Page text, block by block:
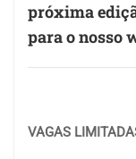
próxima
para o nosso
VAGAS